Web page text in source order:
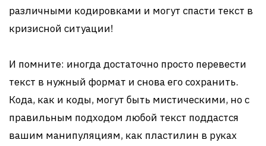
различными кодировками и могут спасти текст в
кризисной ситуации!
И помните: иногда достаточно просто перевести
текст в нужный формат и снова его сохранить.
Кода, как и коды, могут быть мистическими, но с
правильным подходом любой текст поддастся
вашим манипуляциям, как пластилин в руках